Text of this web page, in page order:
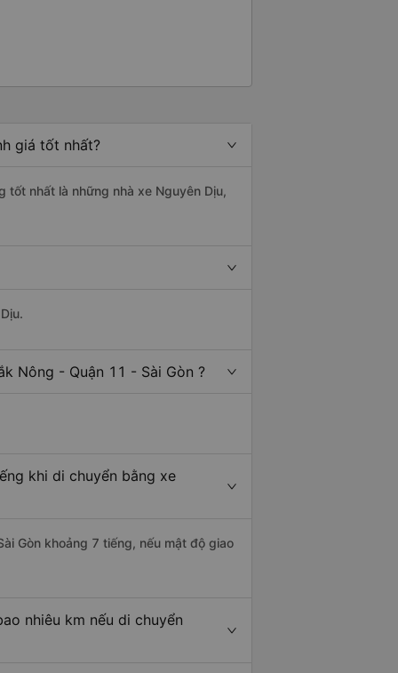
giá tốt nhất?
tốt nhất là những nhà xe Nguyên Dịu,
Nông - Quận 11 - Sài Gòn ?
khi di chuyển bằng xe
Gòn khoảng 7 tiếng, nếu mật độ giao
nhiêu km nếu di chuyển